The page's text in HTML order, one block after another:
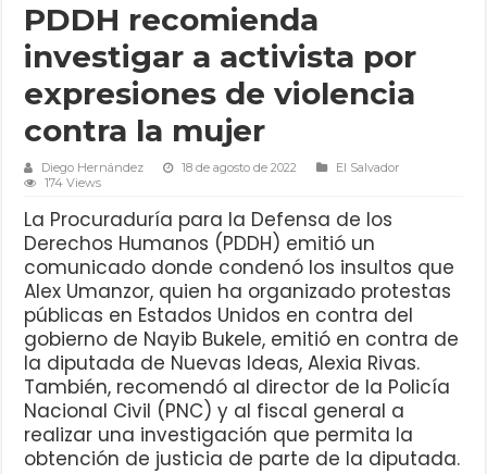
PDDH recomienda
investigar a activista por
expresiones de violencia
contra la mujer
Diego Hernández 18 de agosto de 2022
El Salvador
174 Views
La Procuraduría para la Defensa de los
Derechos Humanos (PDDH) emitió un
comunicado donde condenó los insultos que
Alex Umanzor, quien ha organizado protestas
públicas en Estados Unidos en contra del
gobierno de Nayib Bukele, emitió en contra de
la diputada de Nuevas Ideas, Alexia Rivas.
También, recomendó al director de la Policía
Nacional Civil (PNC) y al fiscal general a
realizar una investigación que permita la
obtención de justicia de parte de la diputada.